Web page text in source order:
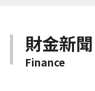
財金新聞
Finance